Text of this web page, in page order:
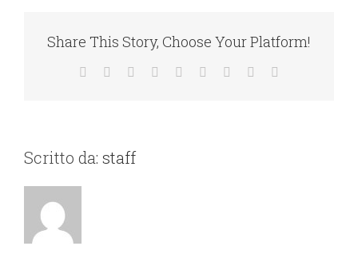
Share This Story, Choose Your Platform!
Scritto da: staff